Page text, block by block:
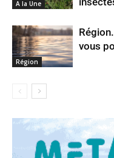
A la Une
Région
vous